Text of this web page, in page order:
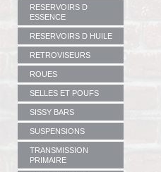
RESERVOIRS D
ESSENCE
RESERVOIRS D HUILE
RETROVISEURS
ROUES
SELLES ET POUFS
SISSY BARS
SUSPENSIONS
TRANSMISSION
PRIMAIRE